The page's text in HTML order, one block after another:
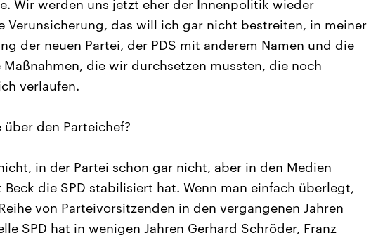
Wir werden uns jetzt eher der Innenpolitik wieder
Verunsicherung, das will ich gar nicht bestreiten, in meiner
der neuen Partei, der PDS mit anderem Namen und die
die wir durchsetzen mussten, die noch
verlaufen.
den Parteichef?
in der Partei schon gar nicht, aber in den Medien
Beck die SPD stabilisiert hat. Wenn man einfach überlegt,
von Parteivorsitzenden in den vergangenen Jahren
SPD hat in wenigen Jahren Gerhard Schröder, Franz